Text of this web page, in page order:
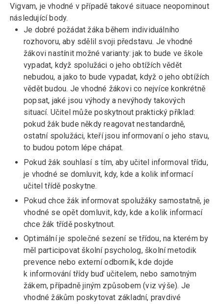
Vigvam, je vhodné v případě takové situace neopominout
následující body.
Je dobré požádat žáka během individuálního
rozhovoru, aby sdělil svoji představu. Je vhodné
žákovi nastínit možné varianty: jak to bude ve škole
vypadat, když spolužáci o jeho obtížích vědět
nebudou, a jako to bude vypadat, když o jeho obtížích
vědět budou. Je vhodné žákovi co nejvíce konkrétně
popsat, jaké jsou výhody a nevýhody takových
situací. Učitel může poskytnout praktický příklad:
pokud žák bude někdy reagovat nestandardně,
ostatní spolužáci, kteří jsou informovaní o jeho stavu,
to budou potom lépe chápat.
Pokud žák souhlasí s tím, aby učitel informoval třídu,
je vhodné se domluvit, kdy, kde a kolik informací
učitel třídě poskytne.
Pokud chce žák informovat spolužáky samostatně, je
vhodné se opět domluvit, kdy, kde a kolik informací
chce žák třídě poskytnout.
Optimální je společné sezení se třídou, na kterém by
měl participovat školní psycholog, školní metodik
prevence nebo externí odborník, kde dojde
k informování třídy buď učitelem, nebo samotným
žákem, případně jiným způsobem (viz výše). Je
vhodné žákům poskytovat základní, pravdivé